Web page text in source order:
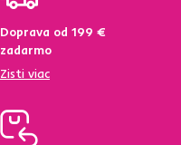
Doprava od 199 €
zadarmo
Zisti viac